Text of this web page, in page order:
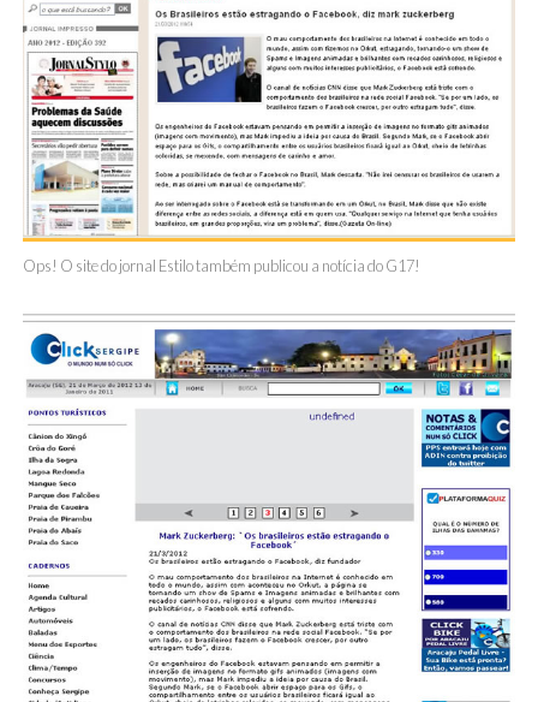
Ops! O site do jornal Estilo também publicou a notícia do G17!